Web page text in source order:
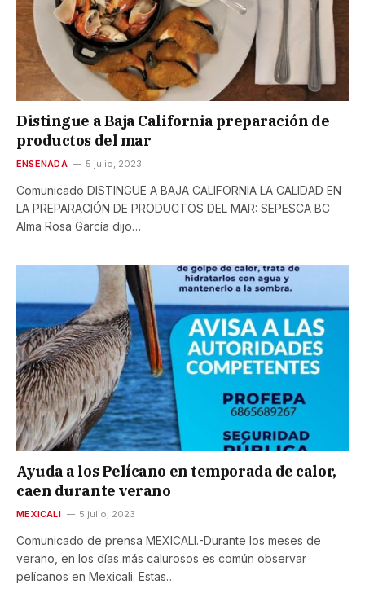
Distingue a Baja California preparación de
productos del mar
ENSENADA 5 julio, 2023
Comunicado DISTINGUE A BAJA CALIFORNIA LA CALIDAD EN
LA PREPARACIÓN DE PRODUCTOS DEL MAR: SEPESCA BC
Alma Rosa García dijo…
Ayuda a los Pelícano en temporada de calor,
caen durante verano
MEXICALI 5 julio, 2023
Comunicado de prensa MEXICALI.-Durante los meses de
verano, en los días más calurosos es común observar
pelícanos en Mexicali. Estas…